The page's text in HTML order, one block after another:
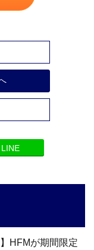
LINE
HFMが期間限定